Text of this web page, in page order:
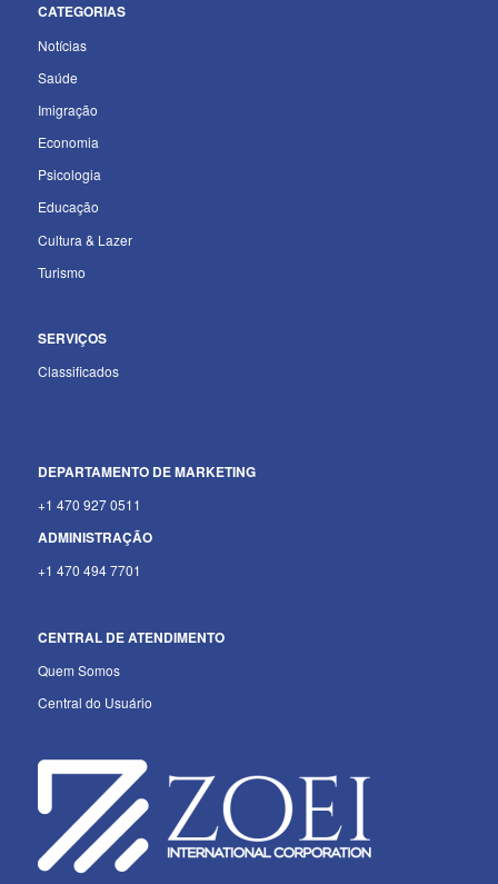
CATEGORIAS
Notícias
Saúde
Imigração
Economia
Psicologia
Educação
Cultura & Lazer
Turismo
SERVIÇOS
Classificados
DEPARTAMENTO DE MARKETING
+1 470 927 0511
ADMINISTRAÇÃO
+1 470 494 7701
CENTRAL DE ATENDIMENTO
Quem Somos
Central do Usuário